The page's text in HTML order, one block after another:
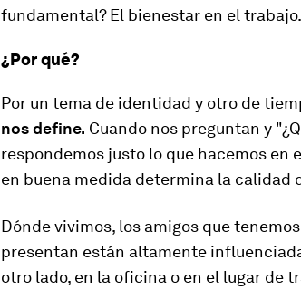
fundamental? El bienestar en el trabajo.
¿Por qué?
Por un tema de identidad y otro de
nos define. Cuando nos preguntan y
respondemos justo lo que hacemos en
en buena medida determina la calidad
Dónde vivimos, los amigos que
presentan están altamente
otro lado, en la oficina o en el lugar de